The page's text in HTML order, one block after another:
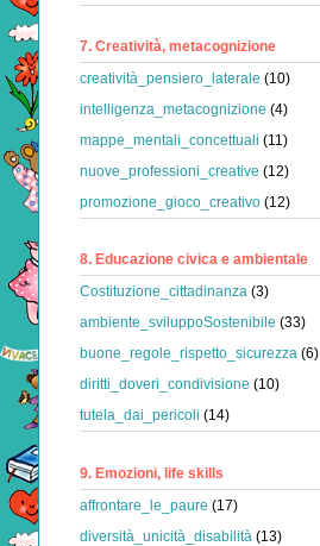
7. Creatività, metacognizione
creatività_pensiero_laterale (10)
intelligenza_metacognizione (4)
mappe_mentali_concettuali (11)
nuove_professioni_creative (12)
promozione_gioco_creativo (12)
8. Educazione civica e ambientale
Costituzione_cittadinanza (3)
ambiente_sviluppoSostenibile (33)
buone_regole_rispetto_sicurezza (6)
diritti_doveri_condivisione (10)
tutela_dai_pericoli (14)
9. Emozioni, life skills
affrontare_le_paure (17)
diversità_unicità_disabilità (13)